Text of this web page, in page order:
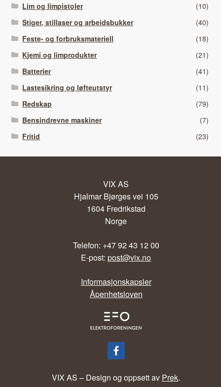
Lim og limpistoler
(10)
Stiger, stillaser og arbeidsbukker
(40)
Feste- og forbruksmateriell
(18)
Kjemi og limprodukter
(21)
Batterier
(41)
Lastesikring og løfteutstyr
(11)
Redskap
(79)
Bensindrevne maskiner
(7)
Fritid
(23)
VIX AS
Hjalmar Bjørges vei 105
1604 Fredrikstad
Norge
Telefon: +47 92 43 12 00
E-post:post@vix.no
Informasjonskapsler
Åpenhetsloven
VIX AS – Design og oppsett av Prek.